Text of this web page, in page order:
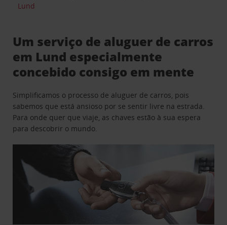
Lund
Um serviço de aluguer de carros
em Lund especialmente
concebido consigo em mente
Simplificamos o processo de aluguer de carros, pois
sabemos que está ansioso por se sentir livre na estrada.
Para onde quer que viaje, as chaves estão à sua espera
para descobrir o mundo.